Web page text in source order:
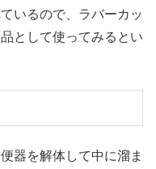
いるので、ラバーカッ
として使ってみるとい
器を解体して中に溜ま